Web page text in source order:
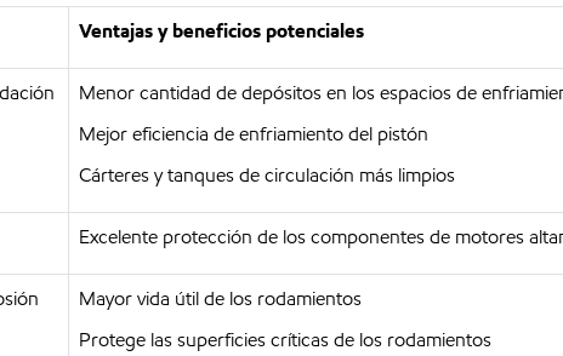
Ventajas y beneficios potenciales
Menor cantidad de depósitos en los espacios de
Mejor eficiencia de enfriamiento del pistón
Cárteres y tanques de circulación más limpios
Excelente protección de los componentes de motores
Mayor vida útil de los rodamientos
Protege las superficies críticas de los rodamientos